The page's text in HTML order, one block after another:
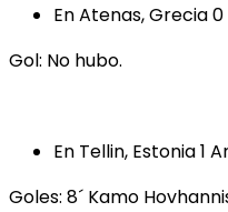
En Atenas, Grecia
Gol: No hubo.
En Tellin, Estonia 1
Goles: 8´ Kamo